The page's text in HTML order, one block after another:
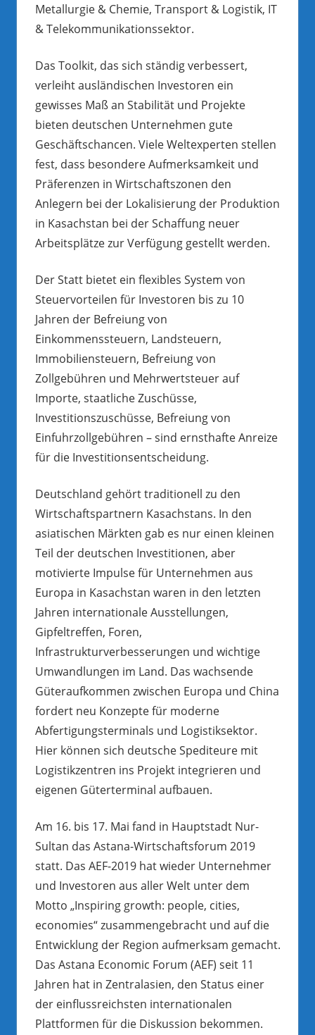
Metallurgie & Chemie, Transport & Logistik, IT
& Telekommunikationssektor.
Das Toolkit, das sich ständig verbessert,
verleiht ausländischen Investoren ein
gewisses Maß an Stabilität und Projekte
bieten deutschen Unternehmen gute
Geschäftschancen. Viele Weltexperten stellen
fest, dass besondere Aufmerksamkeit und
Präferenzen in Wirtschaftszonen den
Anlegern bei der Lokalisierung der Produktion
in Kasachstan bei der Schaffung neuer
Arbeitsplätze zur Verfügung gestellt werden.
Der Statt bietet ein flexibles System von
Steuervorteilen für Investoren bis zu 10
Jahren der Befreiung von
Einkommenssteuern, Landsteuern,
Immobiliensteuern, Befreiung von
Zollgebühren und Mehrwertsteuer auf
Importe, staatliche Zuschüsse,
Investitionszuschüsse, Befreiung von
Einfuhrzollgebühren – sind ernsthafte Anreize
für die Investitionsentscheidung.
Deutschland gehört traditionell zu den
Wirtschaftspartnern Kasachstans. In den
asiatischen Märkten gab es nur einen kleinen
Teil der deutschen Investitionen, aber
motivierte Impulse für Unternehmen aus
Europa in Kasachstan waren in den letzten
Jahren internationale Ausstellungen,
Gipfeltreffen, Foren,
Infrastrukturverbesserungen und wichtige
Umwandlungen im Land. Das wachsende
Güteraufkommen zwischen Europa und China
fordert neu Konzepte für moderne
Abfertigungsterminals und Logistiksektor.
Hier können sich deutsche Spediteure mit
Logistikzentren ins Projekt integrieren und
eigenen Güterterminal aufbauen.
Am 16. bis 17. Mai fand in Hauptstadt Nur-
Sultan das Astana-Wirtschaftsforum 2019
statt. Das AEF-2019 hat wieder Unternehmer
und Investoren aus aller Welt unter dem
Motto „Inspiring growth: people, cities,
economies“ zusammengebracht und auf die
Entwicklung der Region aufmerksam gemacht.
Das Astana Economic Forum (AEF) seit 11
Jahren hat in Zentralasien, den Status einer
der einflussreichsten internationalen
Plattformen für die Diskussion bekommen.